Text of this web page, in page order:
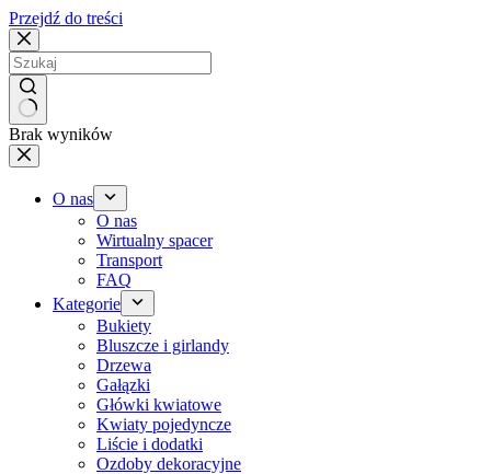
Przejdź do treści
Brak wyników
O nas
O nas
Wirtualny spacer
Transport
FAQ
Kategorie
Bukiety
Bluszcze i girlandy
Drzewa
Gałązki
Główki kwiatowe
Kwiaty pojedyncze
Liście i dodatki
Ozdoby dekoracyjne